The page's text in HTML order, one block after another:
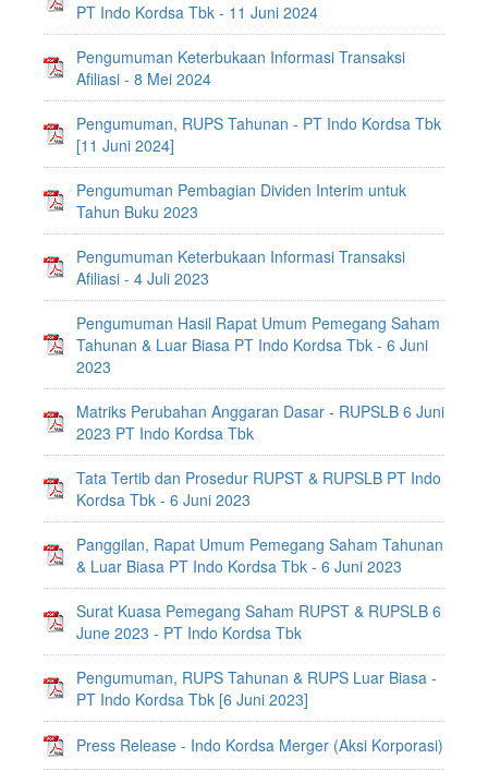
PT Indo Kordsa Tbk - 11 Juni 2024
Pengumuman Keterbukaan Informasi Transaksi
Afiliasi - 8 Mei 2024
Pengumuman, RUPS Tahunan - PT Indo Kordsa Tbk
[11 Juni 2024]
Pengumuman Pembagian Dividen Interim untuk
Tahun Buku 2023
Pengumuman Keterbukaan Informasi Transaksi
Afiliasi - 4 Juli 2023
Pengumuman Hasil Rapat Umum Pemegang Saham
Tahunan & Luar Biasa PT Indo Kordsa Tbk - 6 Juni
2023
Matriks Perubahan Anggaran Dasar - RUPSLB 6 Juni
2023 PT Indo Kordsa Tbk
Tata Tertib dan Prosedur RUPST & RUPSLB PT Indo
Kordsa Tbk - 6 Juni 2023
Panggilan, Rapat Umum Pemegang Saham Tahunan
& Luar Biasa PT Indo Kordsa Tbk - 6 Juni 2023
Surat Kuasa Pemegang Saham RUPST & RUPSLB 6
June 2023 - PT Indo Kordsa Tbk
Pengumuman, RUPS Tahunan & RUPS Luar Biasa -
PT Indo Kordsa Tbk [6 Juni 2023]
Press Release - Indo Kordsa Merger (Aksi Korporasi)